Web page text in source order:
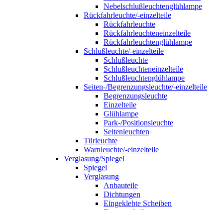
Nebelschlußleuchtenglühlampe
Rückfahrleuchte/-einzelteile
Rückfahrleuchte
Rückfahrleuchteneinzelteile
Rückfahrleuchtenglühlampe
Schlußleuchte/-einzelteile
Schlußleuchte
Schlußleuchteneinzelteile
Schlußleuchtenglühlampe
Seiten-/Begrenzungsleuchte/-einzelteile
Begrenzungsleuchte
Einzelteile
Glühlampe
Park-/Positionsleuchte
Seitenleuchten
Türleuchte
Warnleuchte/-einzelteile
Verglasung/Spiegel
Spiegel
Verglasung
Anbauteile
Dichtungen
Eingeklebte Scheiben